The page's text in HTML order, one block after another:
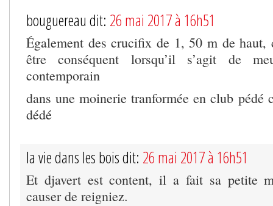
bouguereau dit: 26 mai 2017 à 16h51
Également des crucifix de 1, 50 m de haut,
être conséquent lorsqu’il s’agit de
contemporain
dans une moinerie tranformée en club pédé
dédé
la vie dans les bois dit: 26 mai 2017 à 16h51
Et djavert est content, il a fait sa petite
causer de reigniez.